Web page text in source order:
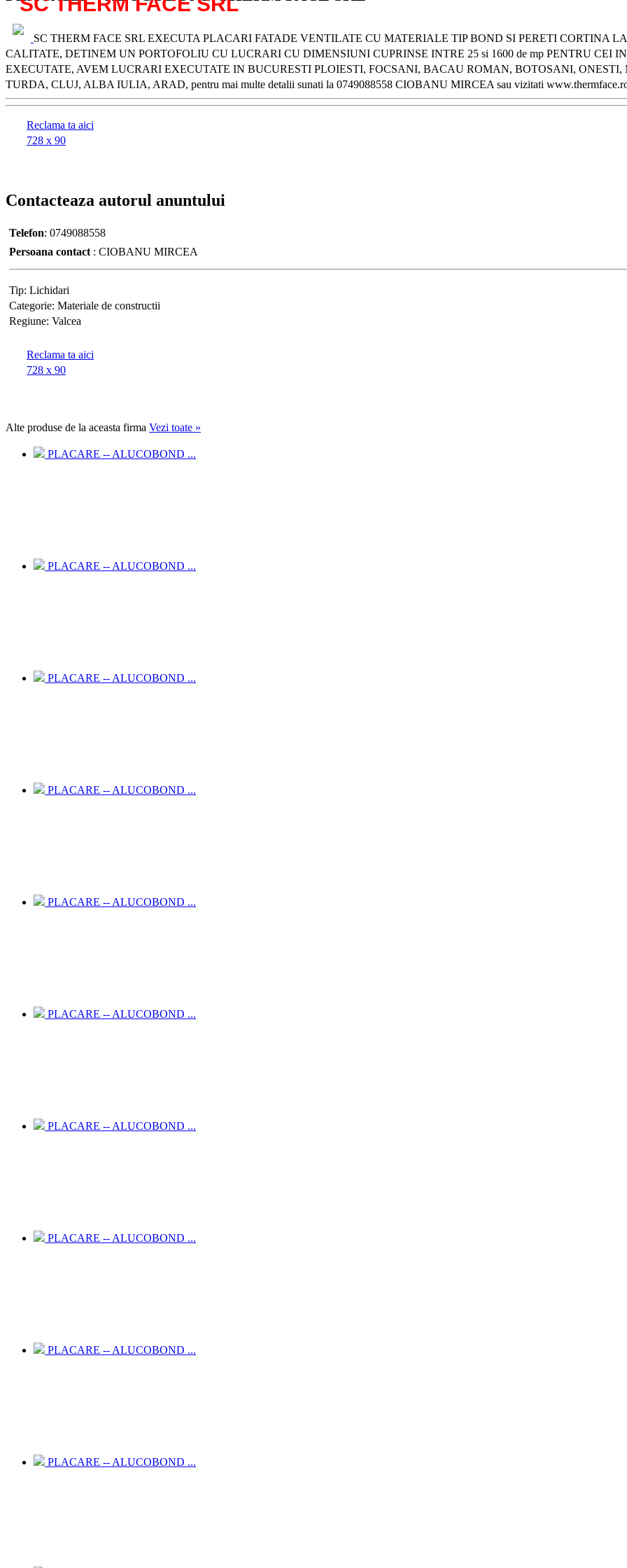
SC THERM FACE SRL EXECUTA PLACARI FATADE VENTILATE CU MATERIALE TIP BOND SI PERETI CORTINA
CALITATE, DETINEM UN PORTOFOLIU CU LUCRARI CU DIMENSIUNI CUPRINSE INTRE 25 si 1600 de mp PENTRU CEI
EXECUTATE, AVEM LUCRARI EXECUTATE IN BUCURESTI PLOIESTI, FOCSANI, BACAU ROMAN, BOTOSANI,
TURDA, CLUJ, ALBA IULIA, ARAD, pentru mai multe detalii sunati la 0749088558 CIOBANU MIRCEA sau vizitati
Reclama ta aici
728 x 90
Contacteaza autorul anuntului
Telefon: 0749088558
Persoana contact : CIOBANU MIRCEA
Tip: Lichidari
Categorie: Materiale de constructii
Regiune: Valcea
Reclama ta aici
728 x 90
Alte produse de la aceasta firma Vezi toate »
PLACARE -- ALUCOBOND ...
PLACARE -- ALUCOBOND ...
PLACARE -- ALUCOBOND ...
PLACARE -- ALUCOBOND ...
PLACARE -- ALUCOBOND ...
PLACARE -- ALUCOBOND ...
PLACARE -- ALUCOBOND ...
PLACARE -- ALUCOBOND ...
PLACARE -- ALUCOBOND ...
PLACARE -- ALUCOBOND ...